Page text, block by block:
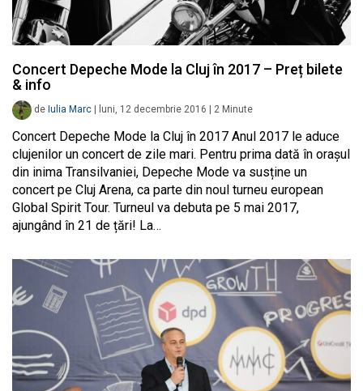
Concert Depeche Mode la Cluj în 2017 – Preț bilete
& info
de Iulia Marc luni, 12 decembrie 2016 2 Minute
Concert Depeche Mode la Cluj în 2017 Anul 2017 le aduce
clujenilor un concert de zile mari. Pentru prima dată în orașul
din inima Transilvaniei, Depeche Mode va susține un
concert pe Cluj Arena, ca parte din noul turneu european
Global Spirit Tour. Turneul va debuta pe 5 mai 2017,
ajungând în 21 de țări! La…